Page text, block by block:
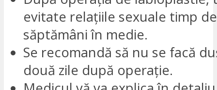
evitate relațiile sexuale timp
săptămâni în medie.
Se recomandă să nu se facă
două zile după operație.